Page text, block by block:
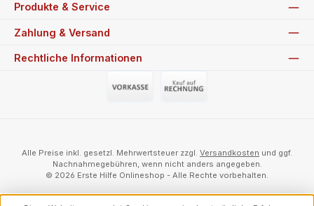
Produkte & Service
Zahlung & Versand
Rechtliche Informationen
Alle Preise inkl. gesetzl. Mehrwertsteuer zzgl. Versandkosten und ggf.
Nachnahmegebühren, wenn nicht anders angegeben.
© 2026 Erste Hilfe Onlineshop - Alle Rechte vorbehalten.